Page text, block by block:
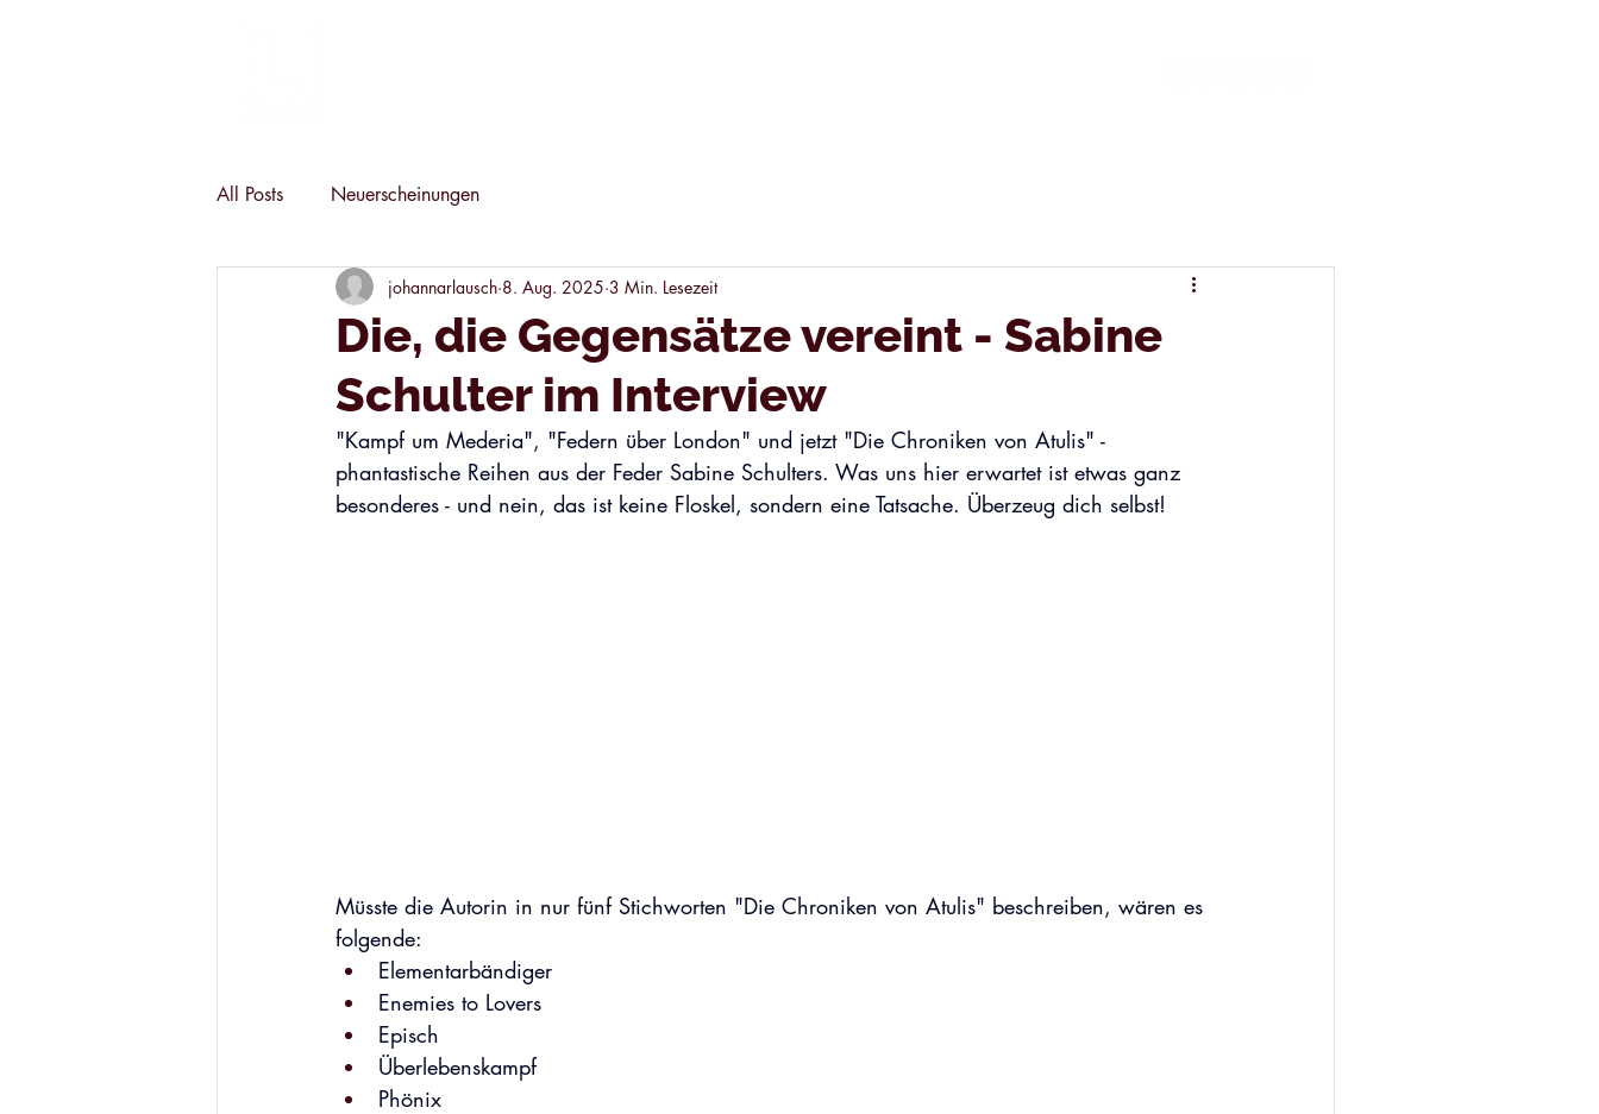
All Posts Neuerscheinungen
Die, die Gegensätze vereint - Sabine
Schulter im Interview
johannarlausch 8. Aug. 2025 3 Min. Lesezeit
"Kampf um Mederia", "Federn über London" und jetzt "Die Chroniken von Atulis" -
phantastische Reihen aus der Feder Sabine Schulters. Was uns hier erwartet ist etwas ganz
besonderes - und nein, das ist keine Floskel, sondern eine Tatsache. Überzeug dich selbst!
Müsste die Autorin in nur fünf Stichworten "Die Chroniken von Atulis" beschreiben, wären es
folgende:
Elementarbändiger
Enemies to Lovers
Episch
Überlebenskampf
Phönix